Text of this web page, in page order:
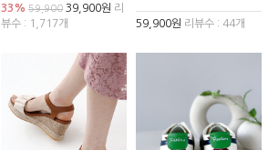
33% 59,90039,900원 리
뷰수 : 1,717개
59,900원 리뷰수 : 44개